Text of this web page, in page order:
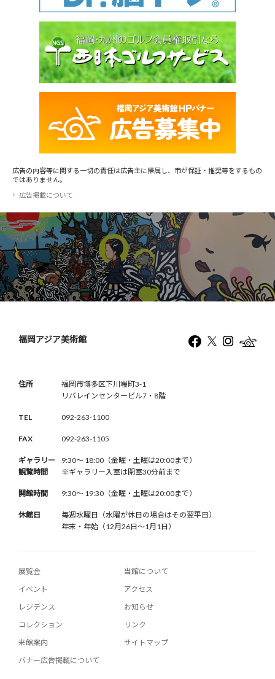
広告の内容等に関する一切の責任は広告主に帰属し、市が保証・推奨等をするもの
ではありません。
広告掲載について
福岡アジア美術館
住所
福岡市博多区下川端町3-1
リバレインセンタービル7・8階
TEL 092-263-1100
FAX 092-263-1105
ギャラリー
観覧時間
9:30〜 18:00（金曜・土曜は20:00まで）
※ギャラリー入室は閉室30分前まで
開館時間 9:30〜 19:30（金曜・土曜は20:00まで）
休館日
毎週水曜日（水曜が休日の場合はその翌平日）
年末・年始（12月26日〜1月1日）
展覧会
イベント
レジデンス
コレクション
来館案内
バナー広告掲載について
当館について
アクセス
お知らせ
リンク
サイトマップ